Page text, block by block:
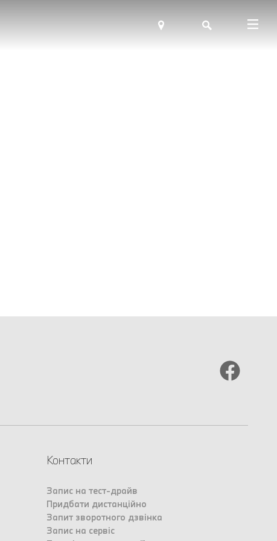
Контакти
Запис на тест-драйв
Придбати дистанційно
Запит зворотного дзвінка
Запис на сервіс